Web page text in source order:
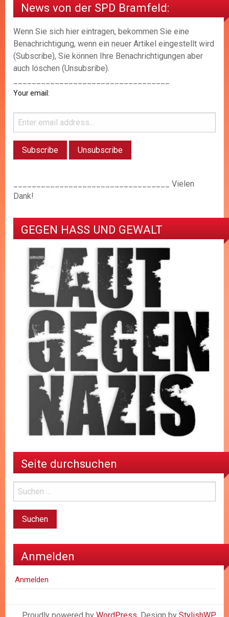
News von der SPD Bramfeld:
Wenn Sie sich hier eintragen, bekommen Sie eine
Benachrichtigung, wenn ein neuer Artikel eingestellt wird
(Subscribe), Sie können Ihre Benachrichtigungen aber
auch löschen (Unsubsribe).
Your email:
__________________________________ Vielen
Dank!
GEGEN HASS UND GEWALT
Seite durchsuchen
Anmelden
Anmelden